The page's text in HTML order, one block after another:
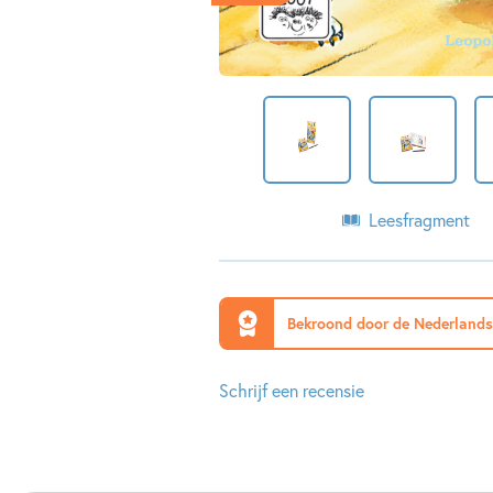
Leesfragment
Bekroond door de
Schrijf een recensie